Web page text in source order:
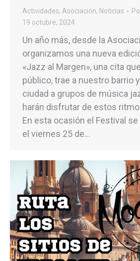
Actividades, Asociación, Noticias
19 octubre, 2024
Un año más, desde la
organizamos una nueva
«Jazz al Margen», una cita
público, trae a nuestro barrio
ciudad a grupos de música
harán disfrutar de estos
En esta ocasión el Festival
el viernes 25 de…